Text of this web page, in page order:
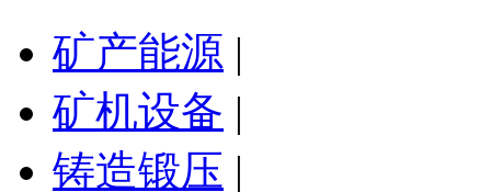
矿产能源 |
矿机设备 |
铸造锻压 |